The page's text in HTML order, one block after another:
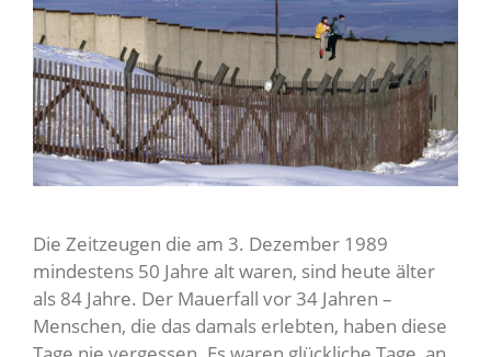
Die Zeitzeugen die am 3. Dezember 1989
mindestens 50 Jahre alt waren, sind heute älter
als 84 Jahre. Der Mauerfall vor 34 Jahren –
Menschen, die das damals erlebten, haben diese